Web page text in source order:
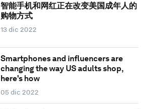
智能手机和网红正在改变美国成年人的
购物方式
13 dic 2022
Smartphones and influencers are
changing the way US adults shop,
here's how
05 dic 2022